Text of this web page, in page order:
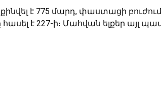
է 775 մարդ, փաստացի
է 227-ի։ Մահվան ելքեր այլ